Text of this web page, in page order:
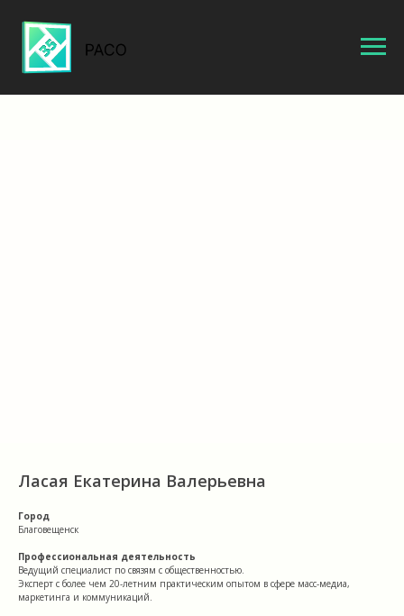
Ласая Екатерина Валерьевна
Город
Благовещенск
Профессиональная деятельность
Ведущий специалист по связям с общественностью.
Эксперт с более чем 20-летним практическим опытом в сфере масс-медиа,
маркетинга и коммуникаций.